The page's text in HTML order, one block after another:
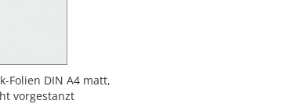
Folien DIN A4 matt,
vorgestanzt